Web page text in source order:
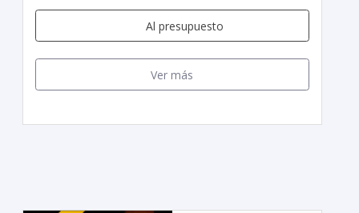
Al presupuesto
Ver más